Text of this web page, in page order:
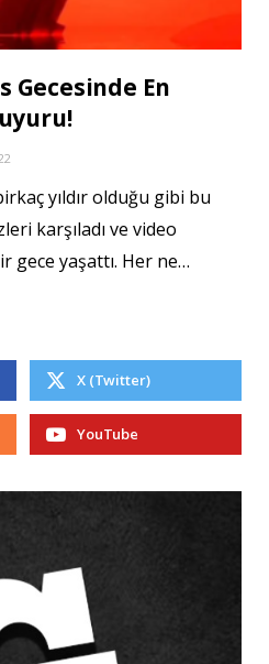
Gecesinde En
yıldır olduğu gibi bu
karşıladı ve video
gece yaşattı. Her ne…
X (Twitter)
YouTube